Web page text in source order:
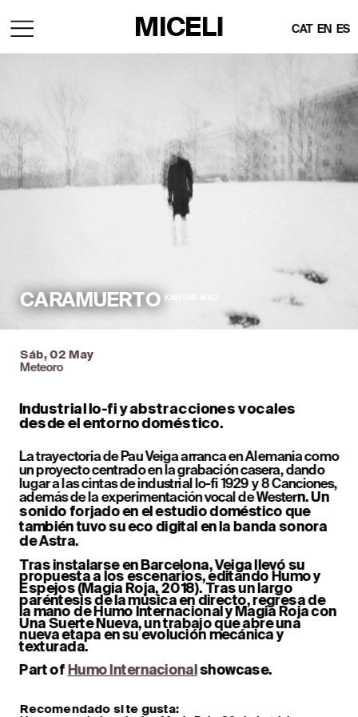
CARAMUERTO (CAT)  LIVE  SOLO
MICELI CAT
  EN
ES
Sáb, 02 May
Meteoro
Industrial lo-fi y abstracciones vocales
desde el entorno doméstico.
La trayectoria de Pau Veiga arranca en Alemania como
un proyecto centrado en la grabación casera, dando
lugar a las cintas de industrial lo-fi 1929 y 8 Canciones,
además de la experimentación vocal de Western. Un
sonido forjado en el estudio doméstico que
también tuvo su eco digital en la banda sonora
de Astra.
Tras instalarse en Barcelona, Veiga llevó su
propuesta a los escenarios, editando Humo y
Espejos (Magia Roja, 2018). Tras un largo
paréntesis de la música en directo, regresa de
la mano de Humo Internacional y Magia Roja con
Una Suerte Nueva, un trabajo que abre una
nueva etapa en su evolución mecánica y
texturada.
Part of Humo Internacional showcase.
Recomendado si te gusta: